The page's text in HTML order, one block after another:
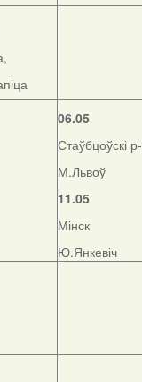
06.05
Стаўбцоўскі
М.Львоў
11.05
Мінск
Ю.Янкевіч